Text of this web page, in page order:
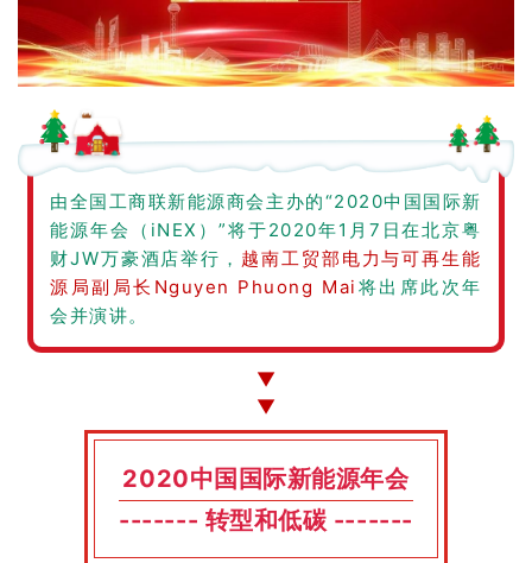
由全国工商联新能源商会主办的“2020中国国际新
能源年会（iNEX）”将于2020年1月7日在北京粤
财JW万豪酒店举行， 越南工贸部电力与可再生能
源局副局长Nguyen Phuong Mai 将出席此次年
会并演讲。
▼
▼
2020中国国际新能源年会
------- 转型和低碳 -------